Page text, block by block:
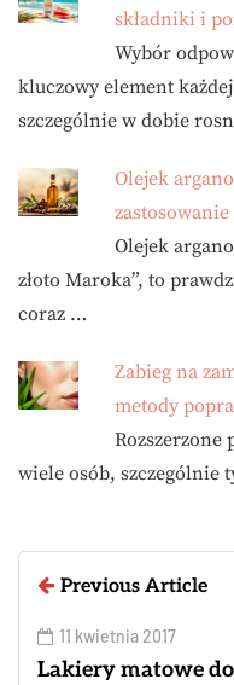
składniki i
Wybór
kluczowy element
szczególnie w dobie
Olejek
Olejek
złoto Maroka”, to
coraz …
Zabieg na
metody
wiele osób, szczególnie
Previous Article
11 kwietnia 2017
Lakiery matowe